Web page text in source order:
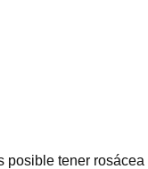
tener